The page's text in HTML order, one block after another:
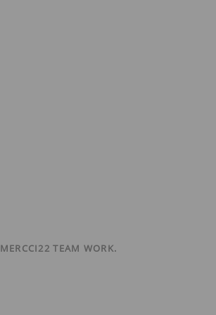
MERCCI22 TEAM WORK.